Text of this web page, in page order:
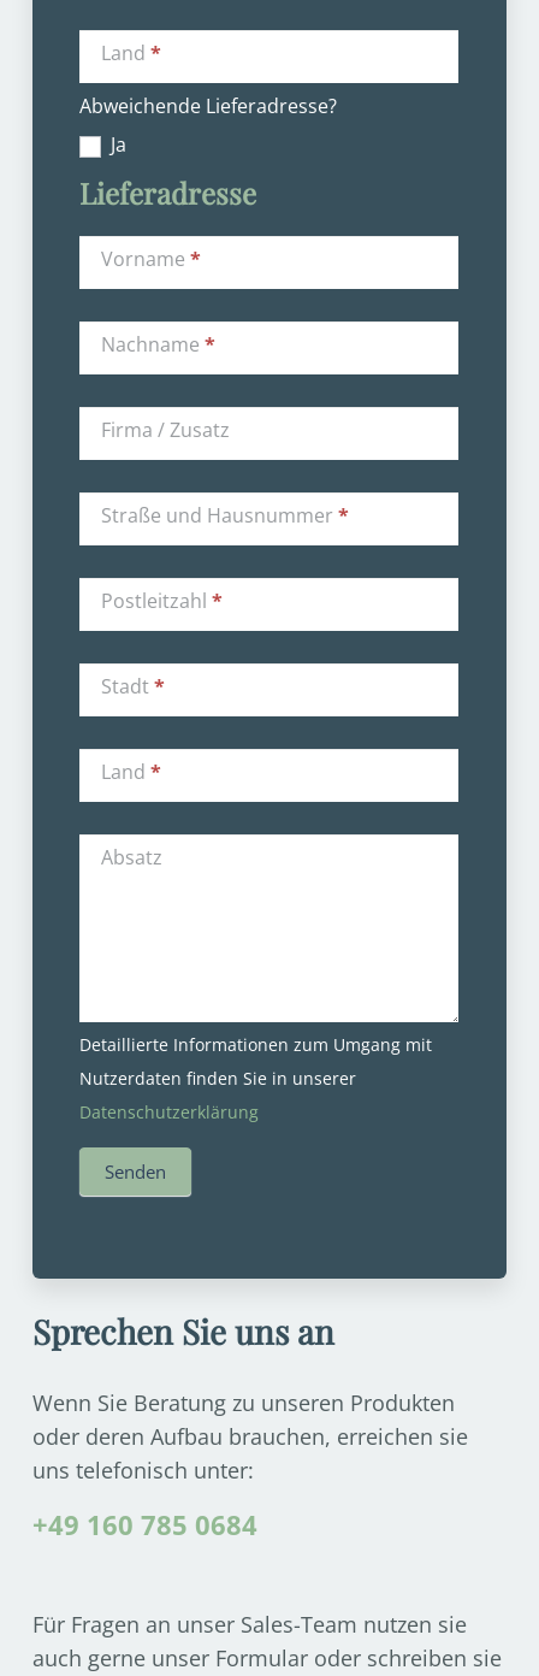
Land*
Abweichende Lieferadresse?
Ja
Lieferadresse
Vorname*
Nachname*
Firma / Zusatz
Straße und Hausnummer*
Postleitzahl*
Stadt*
Land*
Absatz
Detaillierte Informationen zum Umgang mit
Nutzerdaten finden Sie in unserer
Datenschutzerklärung
Senden
Sprechen Sie uns an
Wenn Sie Beratung zu unseren Produkten
oder deren Aufbau brauchen, erreichen sie
uns telefonisch unter:
+49 160 785 0684
Für Fragen an unser Sales-Team nutzen sie
auch gerne unser Formular oder schreiben sie